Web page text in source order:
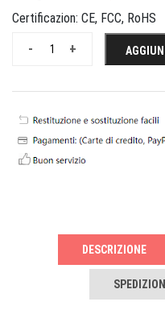
Certificazion: CE, FCC, RoHS
+
-
DESCRIZIONE